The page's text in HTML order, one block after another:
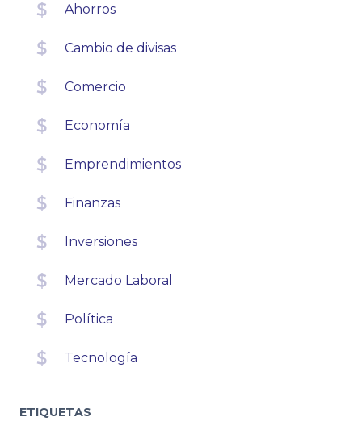
Ahorros
Cambio de divisas
Comercio
Economía
Emprendimientos
Finanzas
Inversiones
Mercado Laboral
Política
Tecnología
ETIQUETAS